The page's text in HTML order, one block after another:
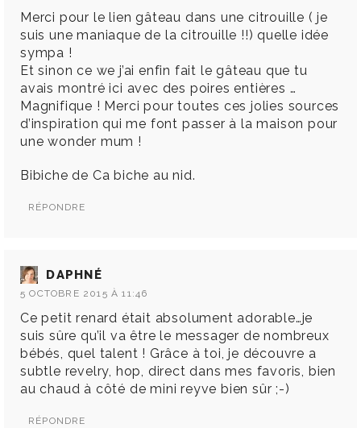
Merci pour le lien gâteau dans une citrouille ( je
suis une maniaque de la citrouille !!) quelle idée
sympa !
Et sinon ce we j’ai enfin fait le gâteau que tu
avais montré ici avec des poires entières …
Magnifique ! Merci pour toutes ces jolies sources
d’inspiration qui me font passer à la maison pour
une wonder mum !
Bibiche de Ca biche au nid.
RÉPONDRE
DAPHNÉ
5 OCTOBRE 2015 À 11:46
Ce petit renard était absolument adorable…je
suis sûre qu’il va être le messager de nombreux
bébés, quel talent ! Grâce à toi, je découvre a
subtle revelry, hop, direct dans mes favoris, bien
au chaud à côté de mini reyve bien sûr ;-)
RÉPONDRE